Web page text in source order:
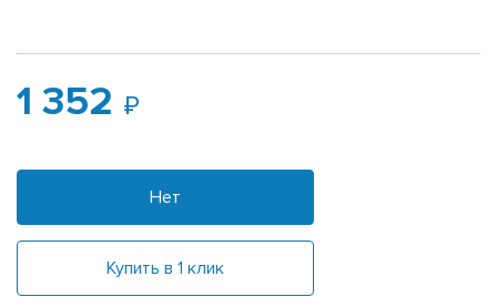
1 352
Нет
Купить в 1 клик